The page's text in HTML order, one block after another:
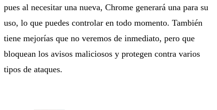
pues al necesitar una nueva, Chrome generará una para su
uso, lo que puedes controlar en todo momento. También
tiene mejorías que no veremos de inmediato, pero que
bloquean los avisos maliciosos y protegen contra varios
tipos de ataques.